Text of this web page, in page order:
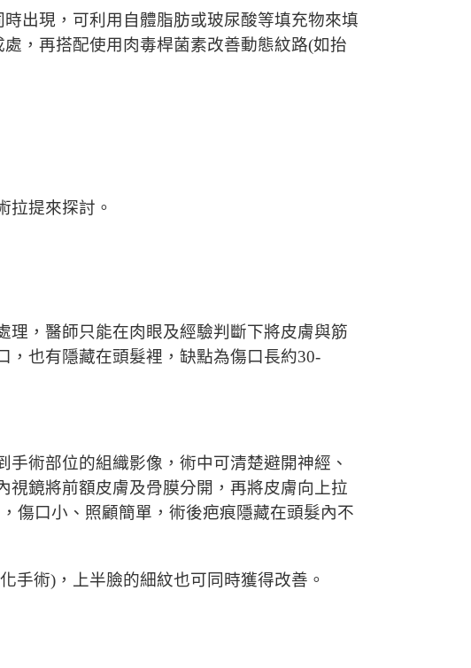
出現，可利用自體脂肪或玻尿酸等填充物來填
，再搭配使用肉毒桿菌素改善動態紋路(如抬
拉提來探討。
，醫師只能在肉眼及經驗判斷下將皮膚與筋
，也有隱藏在頭髮裡，缺點為傷口長約30-
術部位的組織影像，術中可清楚避開神經、
視鏡將前額皮膚及骨膜分開，再將皮膚向上拉
傷口小、照顧簡單，術後疤痕隱藏在頭髮內不
手術)，上半臉的細紋也可同時獲得改善。